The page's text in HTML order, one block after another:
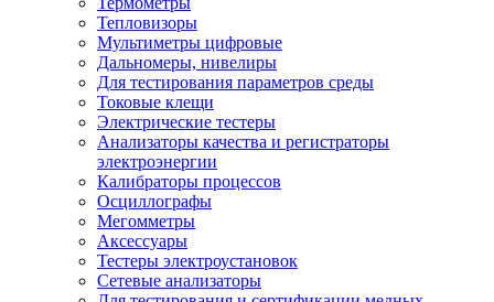
Тепловизоры
Мультиметры цифровые
Дальномеры, нивелиры
Для тестирования параметров среды
Токовые клещи
Электрические тестеры
Анализаторы качества и регистраторы
электроэнергии
Калибраторы процессов
Осциллографы
Мегомметры
Аксессуары
Тестеры электроустановок
Сетевые анализаторы